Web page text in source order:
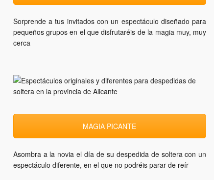
Sorprende a tus invitados con un espectáculo diseñado para
pequeños grupos en el que disfrutaréis de la magia muy, muy
cerca
MAGIA PICANTE
Asombra a la novia el día de su despedida de soltera con un
espectáculo diferente, en el que no podréis parar de reír